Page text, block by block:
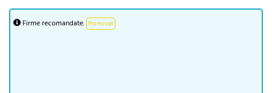
Firme recomandate. Promovat